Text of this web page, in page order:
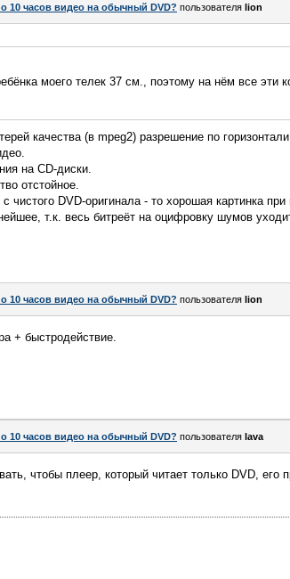
10 часов видео на обычный DVD? пользователя lion
моего телек 37 см., поэтому на нём все эти
качества (в mpeg2) разрешение по
на CD-диски.
отстойное.
чистого DVD-оригинала - то хорошая картинка
т.к. весь битреёт на оцифровку шумов
10 часов видео на обычный DVD? пользователя lion
+ быстродействие.
10 часов видео на обычный DVD? пользователя lava
чтобы плеер, который читает только DVD, его